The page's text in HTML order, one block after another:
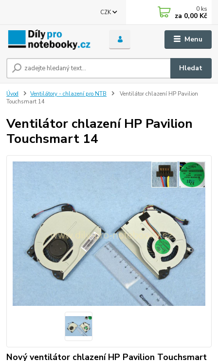
Menu
CZK
Hledat
0 ks
za 0,00 Kč
Úvod Ventilátory - chlazení pro NTB
Ventilátor chlazení HP Pavilion
Touchsmart 14
Ventilátor chlazení HP Pavilion
Touchsmart 14
Nový ventilátor chlazení HP Pavilion Touchsmart